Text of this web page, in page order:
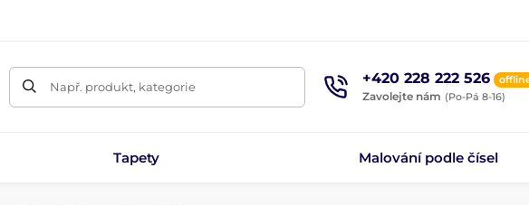
Např. produkt, kategorie +420 228 222 526
Zavolejte nám (Po-Pá 8-16)
Tapety Malování podle čísel